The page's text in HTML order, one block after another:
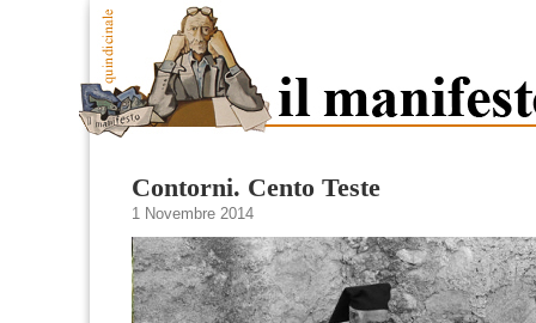
Contorni. Cento Teste
1 Novembre 2014